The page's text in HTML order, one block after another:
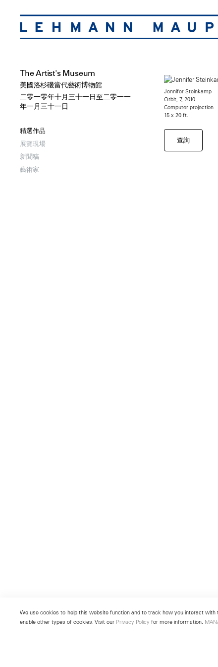
The Artist's Museum
美國洛杉磯當代藝術博物館
二零一零年十月三十一日至二零一一
年一月三十一日
精選作品
展覽現場
新聞稿
藝術家
Jennifer Steinkamp
Orbit, 7, 2010
Computer projection
15 x 20 ft.
查詢
We use cookies to help this website function and to track how you interact
enable other types of cookies. Visit our Privacy Policy for more information.